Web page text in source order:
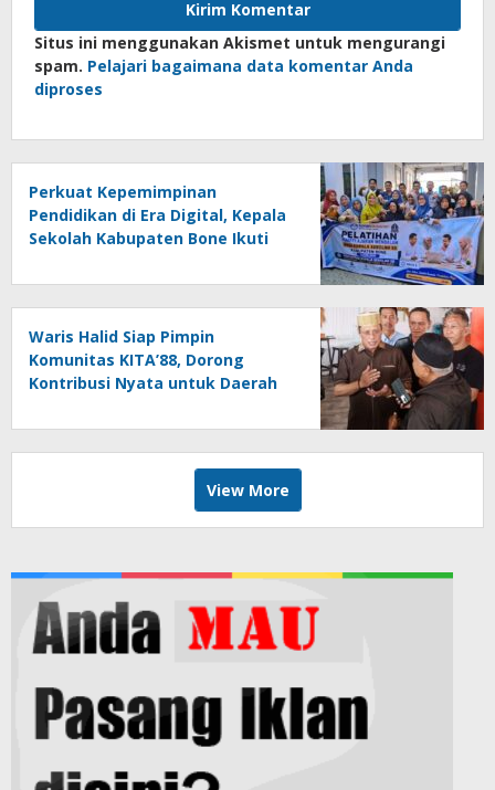
Situs ini menggunakan Akismet untuk mengurangi
spam. Pelajari bagaimana data komentar Anda
diproses
Perkuat Kepemimpinan
Pendidikan di Era Digital, Kepala
Sekolah Kabupaten Bone Ikuti
Mendalam, Koding dan
Kecerdasan Artifisial
Waris Halid Siap Pimpin
Komunitas KITA’88, Dorong
Kontribusi Nyata untuk Daerah
View More